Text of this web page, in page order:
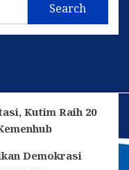
Search
Kutim Raih 20
Demokrasi